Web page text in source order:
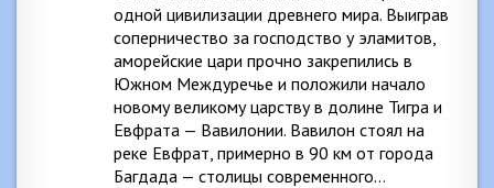
одной цивилизации древнего мира. Выиграв
соперничество за господство у эламитов,
аморейские цари прочно закрепились в
Южном Междуречье и положили начало
новому великому царству в долине Тигра и
Евфрата — Вавилонии. Вавилон стоял на
реке Евфрат, примерно в 90 км от города
Багдада — столицы современного…